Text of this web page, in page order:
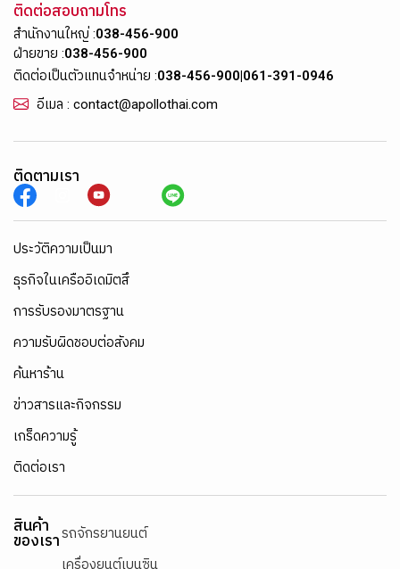
ติดต่อสอบถามโทร
สำนักงานใหญ่ :038-456-900
ฝ่ายขาย :038-456-900
ติดต่อเป็นตัวแทนจำหน่าย :038-456-900|061-391-0946
อีเมล : contact@apollothai.com
ติดตามเรา
ประวัติความเป็นมา
ธุรกิจในเครืออิเดมิตสึ
การรับรองมาตรฐาน
ความรับผิดชอบต่อสังคม
ค้นหาร้าน
ข่าวสารและกิจกรรม
เกร็ดความรู้
ติดต่อเรา
สินค้า
ของเรารถจักรยานยนต์
เครื่องยนต์เบนซิน